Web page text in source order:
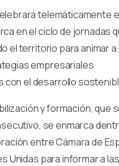
telemáticamente
en el ciclo de jornadas
el territorio para animar a
empresariales
con el desarrollo
y formación, que
se enmarca
entre Cámara de
Unidas para informar a